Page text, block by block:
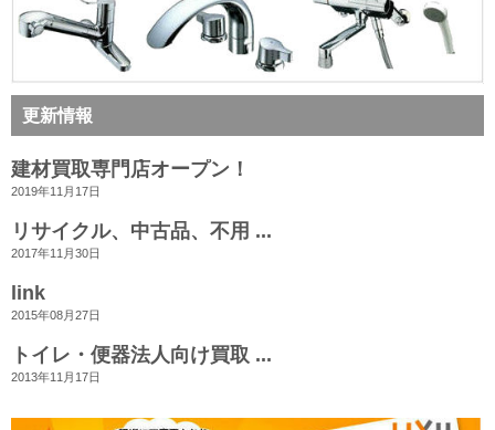
更新情報
建材買取専門店オープン！
2019年11月17日
リサイクル、中古品、不用 ...
2017年11月30日
link
2015年08月27日
トイレ・便器法人向け買取 ...
2013年11月17日